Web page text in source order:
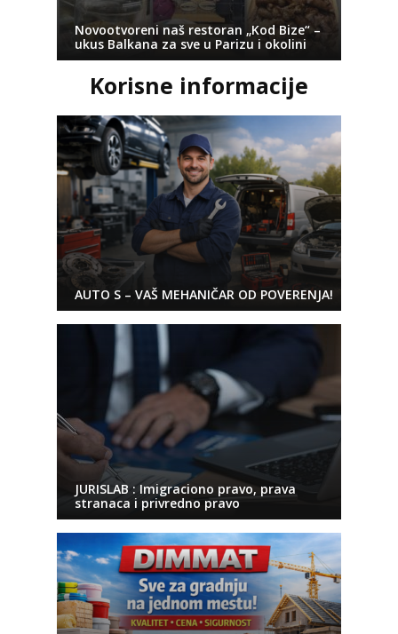
Novootvoreni naš restoran „Kod Bize“ –
ukus Balkana za sve u Parizu i okolini
Korisne informacije
AUTO S – VAŠ MEHANIČAR OD POVERENJA!
JURISLAB : Imigraciono pravo, prava
stranaca i privredno pravo